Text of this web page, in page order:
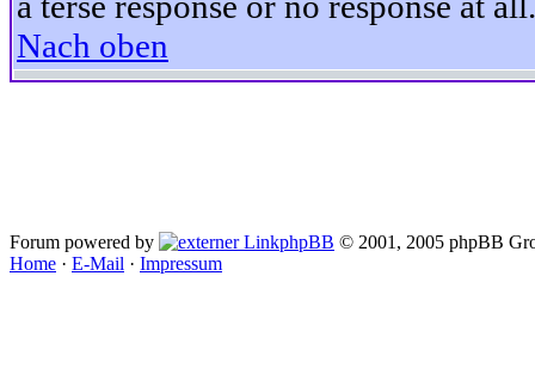
Nach oben
Forum powered by phpBB © 2001, 2005 phpBB
Home · E-Mail · Impressum